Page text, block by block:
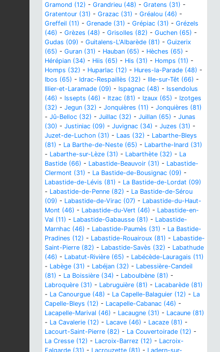
Gramond (12) - Grandrieu (48) - Gratens (31) -
Gratentour (31) - Grazac (31) - Gréalou (46) -
Greffeil (11) - Grenade (31) - Grépiac (31) - Grézels
(46) - Grèzes (48) - Grisolles (82) - Guchen (65) -
Gudas (09) - Guitalens-L'Albarède (81) - Guizerix
(65) - Guran (31) - Hauban (65) - Hèches (65) -
Hérépian (34) - Hiis (65) - His (31) - Homps (11) -
Homps (32) - Huparlac (12) - Hures-la-Parade (48) -
Ibos (65) - Idrac-Respaillès (32) - Ille-sur-Têt (66) -
Illier-et-Laramade (09) - Ispagnac (48) - Issendolus
(46) - Issepts (46) - Itzac (81) - Izaux (65) - Izotges
(32) - Jegun (32) - Jonquières (11) - Jonquières (81)
- Jû-Belloc (32) - Juillac (32) - Juillan (65) - Junas
(30) - Justiniac (09) - Juvignac (34) - Juzes (31) -
Juzet-de-Luchon (31) - Laas (32) - Labarthe-Bleys
(81) - La Barthe-de-Neste (65) - Labarthe-Inard (31)
- Labarthe-sur-Lèze (31) - Labarthète (32) - La
Bastide (66) - Labastide-Beauvoir (31) - Labastide-
Clermont (31) - La Bastide-de-Bousignac (09) -
Labastide-de-Lévis (81) - La Bastide-de-Lordat (09)
- Labastide-de-Penne (82) - La Bastide-de-Sérou
(09) - Labastide-de-Virac (07) - Labastide-du-Haut-
Mont (46) - Labastide-du-Vert (46) - Labastide-en-
Val (11) - Labastide-Gabausse (81) - Labastide-
Marnhac (46) - Labastide-Paumès (31) - La Bastide-
Pradines (12) - Labastide-Rouairoux (81) - Labastide-
Saint-Pierre (82) - Labastide-Savès (32) - Labathude
(46) - Labatut-Rivière (65) - Labécède-Lauragais (11)
- Labège (31) - Labéjan (32) - Labessière-Candeil
(81) - La Boissière (34) - Laboulbène (81) -
Labroquère (31) - Labruguière (81) - Lacabarède (81)
- La Canourgue (48) - La Capelle-Balaguier (12) - La
Capelle-Bleys (12) - Lacapelle-Cabanac (46) -
Lacapelle-Marival (46) - Lacaugne (31) - Lacaune (81)
- La Cavalerie (12) - Lacave (46) - Lacaze (81) -
Lacourt-Saint-Pierre (82) - La Couvertoirade (12) -
La Cresse (12) - Lacroix-Barrez (12) - Lacroix-
Falgarde (31) - Lacrouzette (81) - Ladern-sur-